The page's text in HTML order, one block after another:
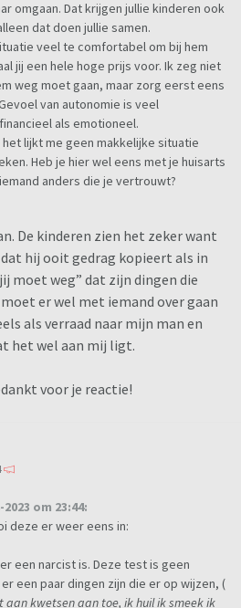
omgaan. Dat krijgen jullie kinderen ook
dat doen jullie samen.
veel te comfortabel om bij hem
jij een hele hoge prijs voor. Ik zeg niet
weg moet gaan, maar zorg eerst eens
van autonomie is veel
als emotioneel.
lijkt me geen makkelijke situatie
Heb je hier wel eens met je huisarts
anders die je vertrouwt?
De kinderen zien het zeker want
hij ooit gedrag kopieert als in
moet weg” dat zijn dingen die
er wel met iemand over gaan
als verraad naar mijn man en
het wel aan mij ligt.
voor je reactie!
om 23:44:
deze er weer eens in:
een narcist is. Deze test is geen
een paar dingen zijn die er op wijzen, (
aan kwetsen aan toe, ik huil ik smeek ik